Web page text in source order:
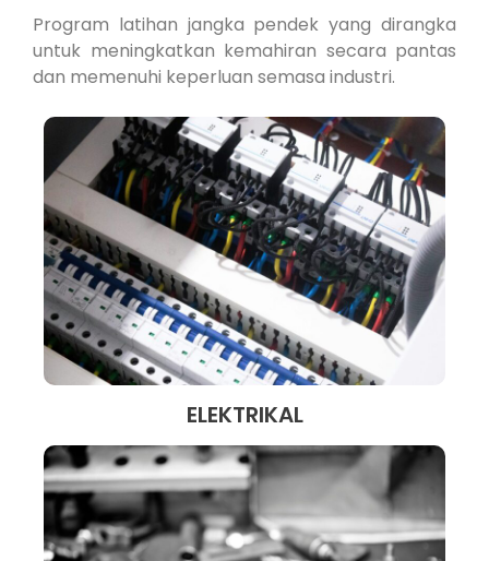
Program latihan jangka pendek yang dirangka
untuk meningkatkan kemahiran secara pantas
dan memenuhi keperluan semasa industri.
ELEKTRIKAL